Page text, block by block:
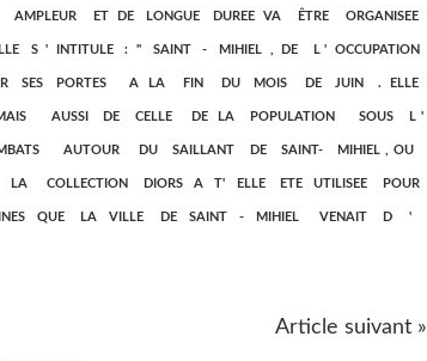
ET DE LONGUE DUREE VA ÊTRE ORGANISEE
S ' INTITULE : " SAINT - MIHIEL , DE L ' OCCUPATION
SES PORTES A LA FIN DU MOIS DE JUIN . ELLE
AUSSI DE CELLE DE LA POPULATION SOUS L '
AUTOUR DU SAILLANT DE SAINT- MIHIEL , OU
COLLECTION DIORS A T' ELLE ETE UTILISEE POUR
QUE LA VILLE DE SAINT - MIHIEL VENAIT D '
Article suivant »